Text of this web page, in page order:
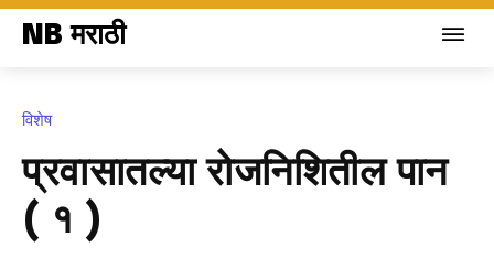
NB मराठी
विशेष
प्रवासातल्या रोजनिशितील पान
( १ )